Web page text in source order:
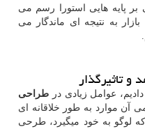
بر پایه هایی استورا رسم می
به نتیجه ای ماندگار می
تاثیرگذار
عوامل زیادی در طراحی
آن موارد به طور خلاقانه ای
لوگو به خود میگیرد، طرحی